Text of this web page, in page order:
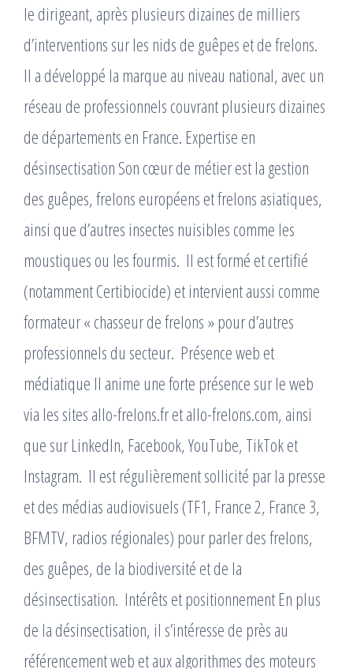
le dirigeant, après plusieurs dizaines de milliers
d’interventions sur les nids de guêpes et de frelons. ​
Il a développé la marque au niveau national, avec un
réseau de professionnels couvrant plusieurs dizaines
de départements en France. Expertise en
désinsectisation Son cœur de métier est la gestion
des guêpes, frelons européens et frelons asiatiques,
ainsi que d’autres insectes nuisibles comme les
moustiques ou les fourmis. ​ Il est formé et certifié
(notamment Certibiocide) et intervient aussi comme
formateur « chasseur de frelons » pour d’autres
professionnels du secteur. ​ Présence web et
médiatique Il anime une forte présence sur le web
via les sites allo-frelons.fr et allo-frelons.com, ainsi
que sur LinkedIn, Facebook, YouTube, TikTok et
Instagram. ​ Il est régulièrement sollicité par la presse
et des médias audiovisuels (TF1, France 2, France 3,
BFMTV, radios régionales) pour parler des frelons,
des guêpes, de la biodiversité et de la
désinsectisation. ​ Intérêts et positionnement En plus
de la désinsectisation, il s’intéresse de près au
référencement web et aux algorithmes des moteurs